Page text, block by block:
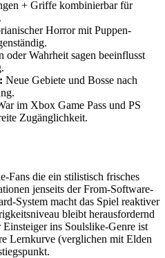
+ Griffe kombinierbar für
Horror mit Puppen-
oder Wahrheit sagen beeinflusst
Neue Gebiete und Bosse nach
im Xbox Game Pass und PS
Zugänglichkeit.
Fans die ein stilistisch frisches
jenseits der From-Software-
System macht das Spiel reaktiver
bleibt herausfordernd
ins Soulslike-Genre ist
Lernkurve (verglichen mit Elden